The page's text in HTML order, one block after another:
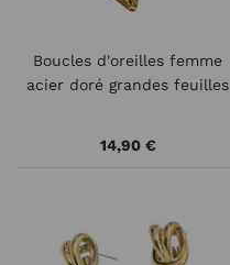
Boucles d'oreilles femme
acier doré grandes feuilles
14,90 €